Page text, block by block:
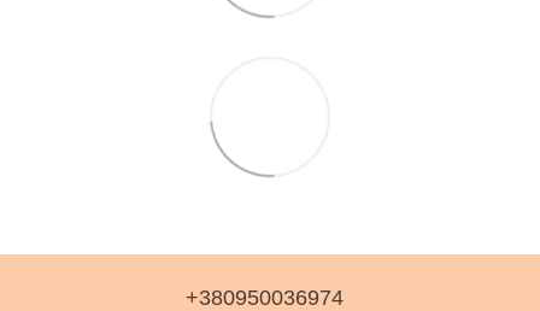
+380950036974